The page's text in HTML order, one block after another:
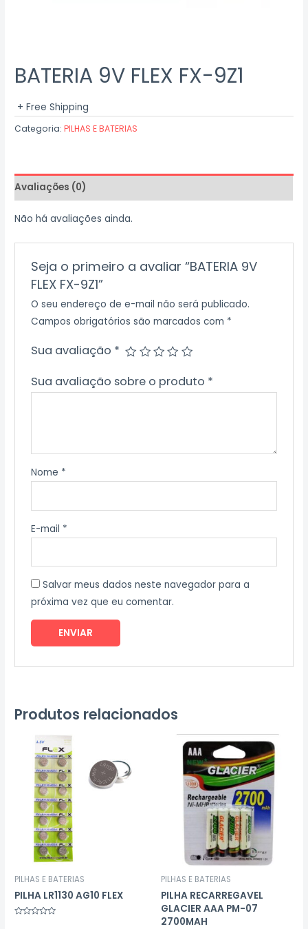
BATERIA 9V FLEX FX-9Z1
+ Free Shipping
Categoria:PILHAS E BATERIAS
Avaliações (0)
Não há avaliações ainda.
Seja o primeiro a avaliar “BATERIA 9V
FLEX FX-9Z1”
O seu endereço de e-mail não será publicado.
Campos obrigatórios são marcados com *
Sua avaliação *
Sua avaliação sobre o produto *
Nome *
E-mail *
Salvar meus dados neste navegador para a
próxima vez que eu comentar.
Produtos relacionados
PILHAS E BATERIAS
PILHA LR1130 AG10 FLEX
PILHAS E BATERIAS
PILHA RECARREGAVEL
GLACIER AAA PM-07
2700MAH